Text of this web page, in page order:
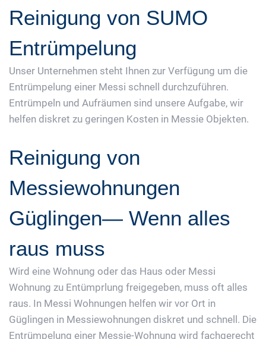
Reinigung von SUMO
Entrümpelung
Unser Unternehmen steht Ihnen zur Verfügung um die
Entrümpelung einer Messi schnell durchzuführen.
Entrümpeln und Aufräumen sind unsere Aufgabe, wir
helfen diskret zu geringen Kosten in Messie Objekten.
Reinigung von
Messiewohnungen
Güglingen— Wenn alles
raus muss
Wird eine Wohnung oder das Haus oder Messi
Wohnung zu Entümprlung freigegeben, muss oft alles
raus. In Messi Wohnungen helfen wir vor Ort in
Güglingen in Messiewohnungen diskret und schnell. Die
Entrümpelung einer Messie-Wohnung wird fachgerecht